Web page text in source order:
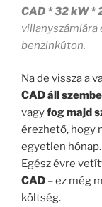
CAD * 32 kW *
villanyszámlára
benzinkúton.
Na de vissza a
CADáll
vagyfog majd
érezhető, hogy
egyetlen hónap.
Egész évre
CAD – ez még
költség.